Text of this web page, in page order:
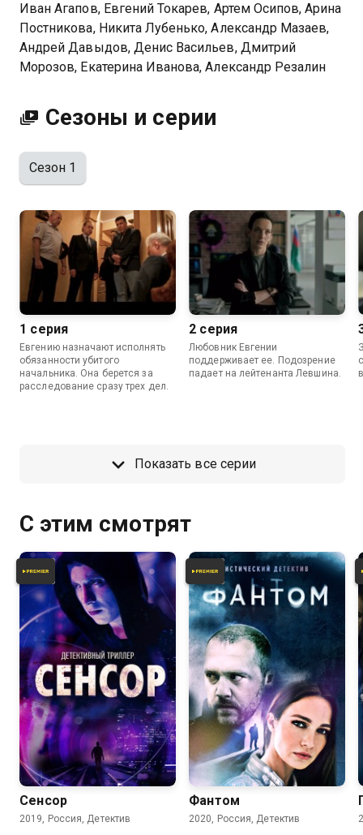
Иван Агапов, Евгений Токарев, Артем Осипов, Арина
Постникова, Никита Лубенько, Александр Мазаев,
Андрей Давыдов, Денис Васильев, Дмитрий
Морозов, Екатерина Иванова, Александр Резалин
Сезоны и серии
Сезон 1
1 серия
Евгению назначают исполнять
обязанности убитого
начальника. Она берется за
расследование сразу трех дел.
2 серия
Любовник Евгении
поддерживает ее. Подозрение
падает на лейтенанта Левшина.
Показать все серии
С этим смотрят
5.9
Сенсор
2019, Россия, Детектив
7.2
Фантом
2020, Россия, Детектив